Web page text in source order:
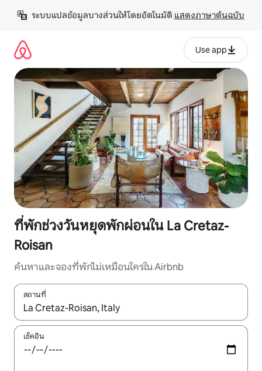
เนื้อหา
ระบบแปลข้อมูลบางส่วนให้โดยอัตโนมัติ แสดงภาษาต้นฉบับ
Use app
ที่พักช่วงวันหยุดพักผ่อนใน La Cretaz-
Roisan
ค้นหาและจองที่พักไม่เหมือนใครใน Airbnb
สถานที่
ใช้ลูกศรขึ้นลง หรือใช้การสัมผัสหรือปัด เพื่อสำรวจผลการค้นหา
เช็คอิน